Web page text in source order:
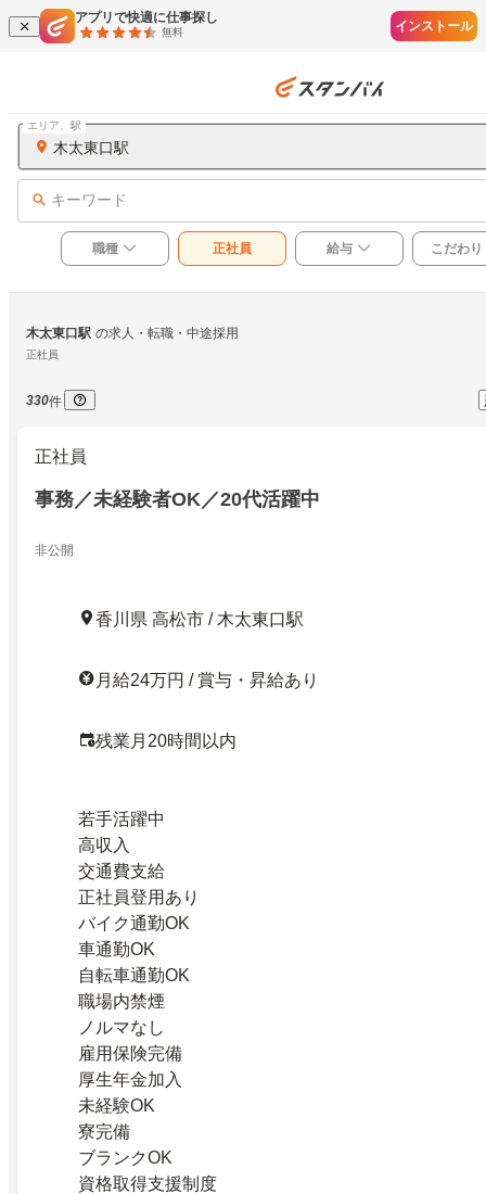
アプリで快適に仕事探し
無料 インストール
木太東口駅
エリア、駅
キーワード
職種 正社員 給与 こだわり
木太東口駅 の求人・転職・中途採用
正社員
330件
正社員
事務／未経験者OK／20代活躍中
非公開
香川県 高松市 / 木太東口駅
月給24万円 / 賞与・昇給あり
残業月20時間以内
若手活躍中
高収入
交通費支給
正社員登用あり
バイク通勤OK
車通勤OK
自転車通勤OK
職場内禁煙
ノルマなし
雇用保険完備
厚生年金加入
未経験OK
寮完備
ブランクOK
資格取得支援制度